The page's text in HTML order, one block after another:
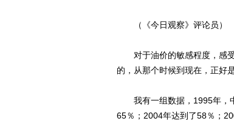
（《今日观察》评论员）
对于油价的敏感程度，感受
的，从那个时候到现在，正好
我有一组数据，1995年，中
65％；2004年达到了58％；